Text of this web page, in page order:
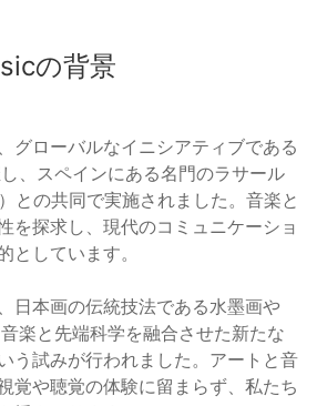
の背景
グローバルなイニシアティブである
、スペインにある名門のラサール
との共同で実施されました。音楽と
を探求し、現代のコミュニケーショ
としています。
日本画の伝統技法である水墨画や
楽と先端科学を融合させた新たな
う試みが行われました。アートと音
覚や聴覚の体験に留まらず、私たち